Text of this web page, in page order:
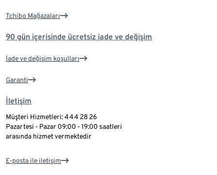
Tchibo Mağazaları
90 gün içerisinde ücretsiz iade ve değişim
İade ve değişim koşulları
Garanti
İletişim
Müşteri Hizmetleri: 444 28 26
Pazartesi - Pazar 09:00 - 19:00 saatleri
arasında hizmet vermektedir
E-posta ile iletişim